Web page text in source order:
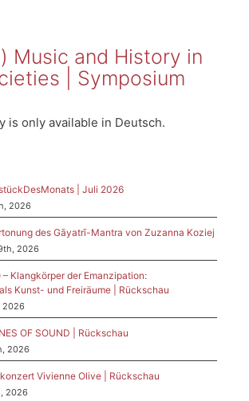
Music and History in
| Symposium
is only available in Deutsch.
| Juli 2026
2026
des Gāyatrī-Mantra von Zuzanna Koziej
2026
– Klangkörper der Emanzipation:
Kunst- und Freiräume | Rückschau
2026
OF SOUND | Rückschau
2026
Vivienne Olive | Rückschau
2026